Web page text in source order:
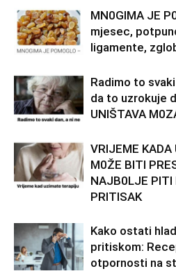
MN0GIMA JE
mjesec,
ligamente,
Radimo to
da to uzrokuje
UNlŠTAVA
VRlJEME
M0ŽE BlTl
NAJB0LJE PITI
PRITISAK
Kako ostati
pritiskom:
otpornosti na